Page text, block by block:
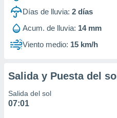
Días de lluvia: 2 días
Acum. de lluvia: 14 mm
Viento medio: 15 km/h
Salida y Puesta del sol
Salida del sol
07:01